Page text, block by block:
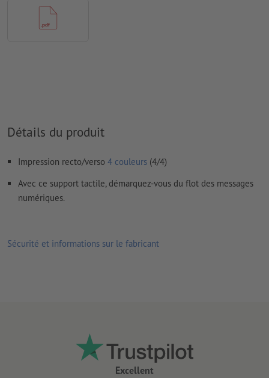
Nous ne vérifions pas les
Comment créer correctement des fichiers d'impression?
Détails du produit
Impression recto/verso 4 couleurs (4/4)
Avec ce support tactile, démarquez-vous du flot des messages
numériques.
Sécurité et informations sur le fabricant
Excellent